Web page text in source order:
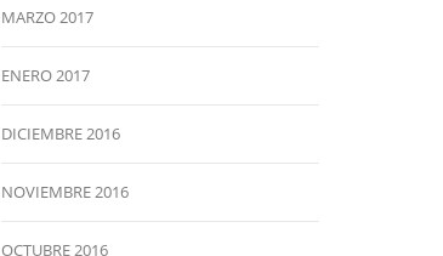
MARZO 2017
ENERO 2017
DICIEMBRE 2016
NOVIEMBRE 2016
OCTUBRE 2016